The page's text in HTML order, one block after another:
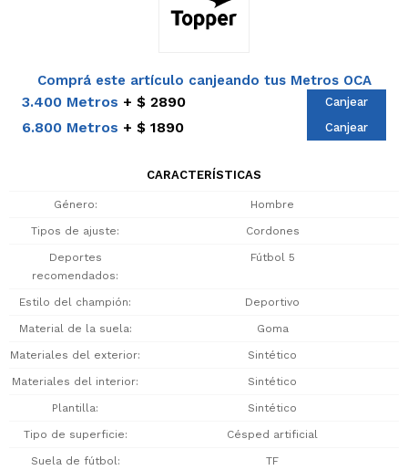
Comprá este artículo canjeando tus Metros OCA
3.400 Metros $ 2890 Canjear
6.800 Metros $ 1890 Canjear
CARACTERÍSTICAS
Género Hombre
Tipos de ajuste Cordones
Deportes
recomendados
Fútbol 5
Estilo del champión Deportivo
Material de la suela Goma
Materiales del exterior Sintético
Materiales del interior Sintético
Plantilla Sintético
Tipo de superficie Césped artificial
Suela de fútbol TF